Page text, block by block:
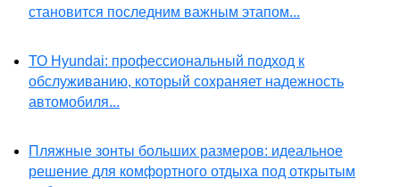
становится последним важным этапом...
ТО Hyundai: профессиональный подход к
обслуживанию, который сохраняет надежность
автомобиля...
Пляжные зонты больших размеров: идеальное
решение для комфортного отдыха под открытым